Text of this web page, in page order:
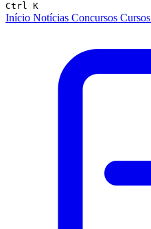
Ctrl K
Início Notícias Concursos Cursos